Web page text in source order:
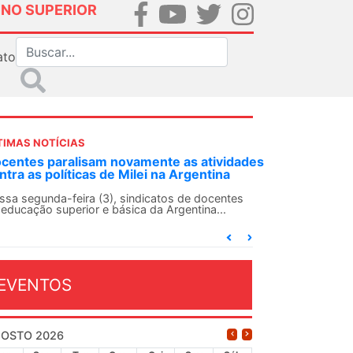
SUPERIOR
NOTÍCIAS
SN convoca docentes para Dia de
Internacionalista com Cuba em
13 de agosto
O ANDES-SN conclama suas seções sindicais e o
2026